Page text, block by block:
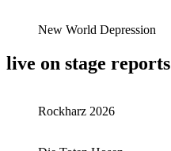
New World Depression
live on stage reports
Rockharz 2026